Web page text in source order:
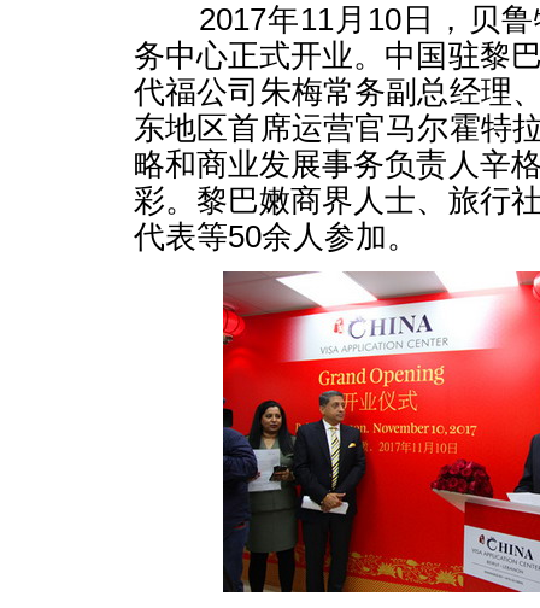
2017年11月10日，贝鲁
务中心正式开业。中国驻黎
代福公司朱梅常务副总经理
东地区首席运营官马尔霍特
略和商业发展事务负责人辛
彩。黎巴嫩商界人士、旅行
代表等50余人参加。